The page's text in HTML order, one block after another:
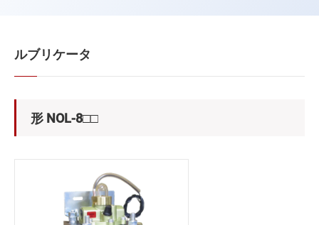
ルブリケータ
形 NOL-8□□